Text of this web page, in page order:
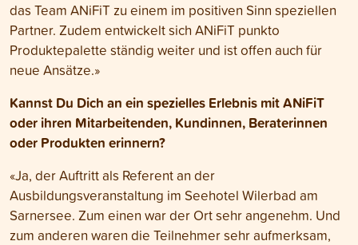
das Team ANiFiT zu einem im positiven Sinn speziellen
Partner. Zudem entwickelt sich ANiFiT punkto
Produktepalette ständig weiter und ist offen auch für
neue Ansätze.»
Kannst Du Dich an ein spezielles Erlebnis mit ANiFiT
oder ihren Mitarbeitenden, Kundinnen, Beraterinnen
oder Produkten erinnern?
«Ja, der Auftritt als Referent an der
Ausbildungsveranstaltung im Seehotel Wilerbad am
Sarnersee. Zum einen war der Ort sehr angenehm. Und
zum anderen waren die Teilnehmer sehr aufmerksam,